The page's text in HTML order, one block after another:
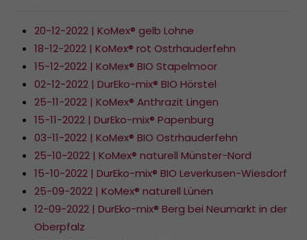
20-12-2022 | KoMex® gelb Lohne
18-12-2022 | KoMex® rot Ostrhauderfehn
15-12-2022 | KoMex® BIO Stapelmoor
02-12-2022 | DurEko-mix® BIO Hörstel
25-11-2022 | KoMex® Anthrazit Lingen
15-11-2022 | DurEko-mix® Papenburg
03-11-2022 | KoMex® BIO Ostrhauderfehn
25-10-2022 | KoMex® naturell Münster-Nord
15-10-2022 | DurEko-mix® BIO Leverkusen-Wiesdorf
25-09-2022 | KoMex® naturell Lünen
12-09-2022 | DurEko-mix® Berg bei Neumarkt in der
Oberpfalz